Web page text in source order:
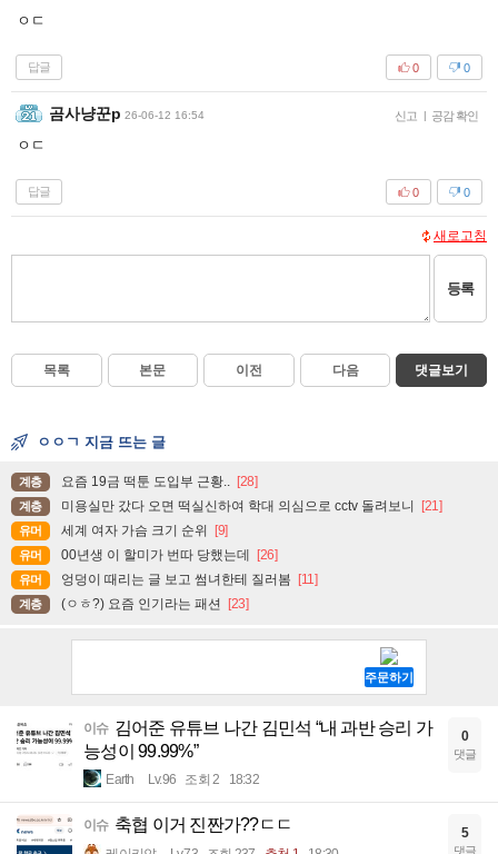
ㅇㄷ
답글 0
0
곰사냥꾼p 26-06-12 16:54 신고 | 공감 확인
ㅇㄷ
답글 0
0
새로고침
등록
목록 본문 이전 다음 댓글보기
ㅇㅇㄱ 지금 뜨는 글
계층 요즘 19금 떡툰 도입부 근황.. [28]
계층 미용실만 갔다 오면 떡실신하여 학대 의심으로 cctv 돌려보니 [21]
유머 세계 여자 가슴 크기 순위 [9]
유머 00년생 이 할미가 번따 당했는데 [26]
유머 엉덩이 때리는 글 보고 썸녀한테 질러봄 [11]
계층 (ㅇㅎ?) 요즘 인기라는 패션 [23]
이슈 김어준 유튜브 나간 김민석 “내 과반 승리 가
능성이 99.99%”
Earth Lv.96 조회 2 18:32
0
댓글
이슈 축협 이거 진짠가??ㄷㄷ 5
댓글